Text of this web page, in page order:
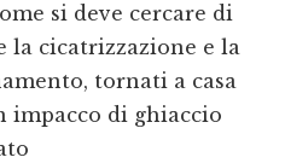
si deve cercare di
la cicatrizzazione e la
tornati a casa
impacco di ghiaccio